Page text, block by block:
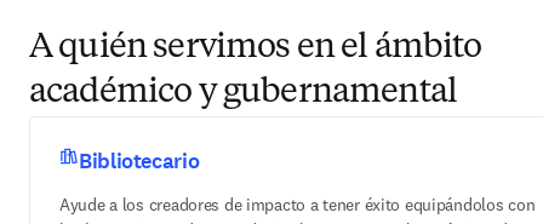
A quién servimos en el ámbito
académico y gubernamental
Bibliotecario
Ayude a los creadores de impacto a tener éxito equipándolos con